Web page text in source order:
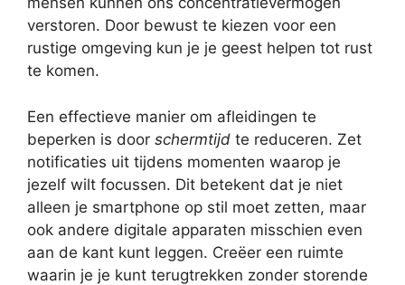
verstoren. Door bewust te kiezen voor een
rustige omgeving kun je je geest helpen tot rust
te komen.
Een effectieve manier om afleidingen te
beperken is door schermtijd te reduceren. Zet
notificaties uit tijdens momenten waarop je
jezelf wilt focussen. Dit betekent dat je niet
alleen je smartphone op stil moet zetten, maar
ook andere digitale apparaten misschien even
aan de kant kunt leggen. Creëer een ruimte
waarin je je kunt terugtrekken zonder storende